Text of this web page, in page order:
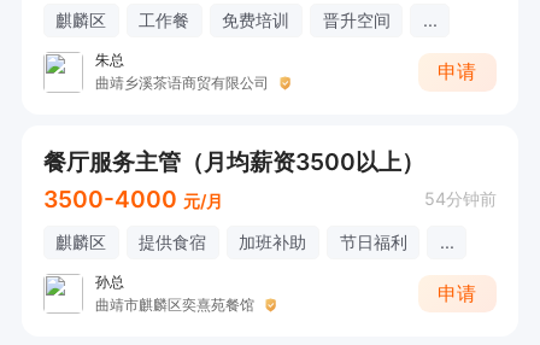
麒麟区 工作餐 免费培训 晋升空间 ...
朱总
曲靖乡溪茶语商贸有限公司
申请
餐厅服务主管（月均薪资3500以上）
3500-4000 元/月 54分钟前
麒麟区 提供食宿 加班补助 节日福利 ...
孙总
曲靖市麒麟区奕熹苑餐馆
申请